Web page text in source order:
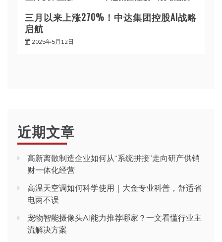
三月以来上涨270%！中达集团控股AI战略
启航
2025年5月12日
近期文章
高新离散制造企业如何从“系统拼接”走向研产供销
财一体化经营
高温天空调如何科学使用｜大金专业科普，舒适省
电两不误
宠物智能摄像头AI能力推荐哪家？一文看懂行业主
流解决方案